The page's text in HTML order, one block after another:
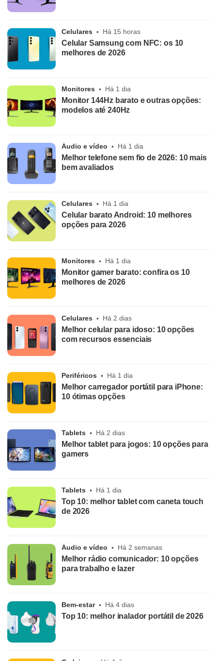
Celulares Há 15 horas
Celular Samsung com NFC: os 10
melhores de 2026
Monitores Há 1 dia
Monitor 144Hz barato e outras opções:
modelos até 240Hz
Áudio e vídeo Há 1 dia
Melhor telefone sem fio de 2026: 10 mais
bem avaliados
Celulares Há 1 dia
Celular barato Android: 10 melhores
opções para 2026
Monitores Há 1 dia
Monitor gamer barato: confira os 10
melhores de 2026
Celulares Há 2 dias
Melhor celular para idoso: 10 opções
com recursos essenciais
Periféricos Há 1 dia
Melhor carregador portátil para iPhone:
10 ótimas opções
Tablets Há 2 dias
Melhor tablet para jogos: 10 opções para
gamers
Tablets Há 1 dia
Top 10: melhor tablet com caneta touch
de 2026
Áudio e vídeo Há 2 semanas
Melhor rádio comunicador: 10 opções
para trabalho e lazer
Bem-estar Há 4 dias
Top 10: melhor inalador portátil de 2026